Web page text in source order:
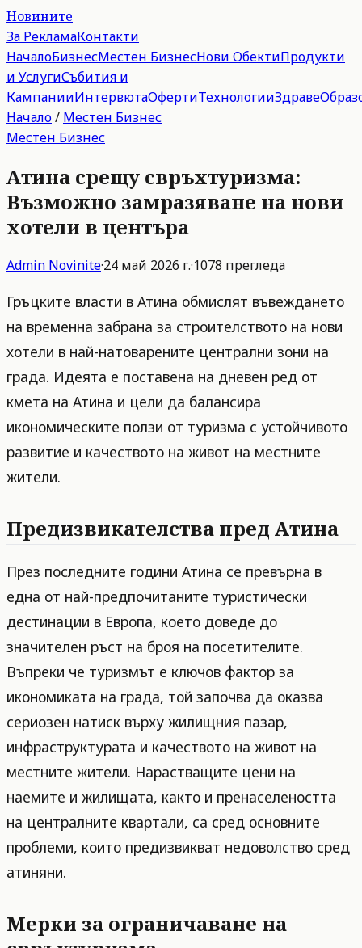
Новините
За РекламаКонтакти
НачалоБизнесМестен БизнесНови ОбектиПродукти
и УслугиСъбития и
КампанииИнтервютаОфертиТехнологииЗдраве
Начало/ Местен Бизнес
Местен Бизнес
Атина срещу свръхтуризма:
Възможно замразяване на нови
хотели в центъра
Admin Novinite·24 май 2026 г.·1078 прегледа
Гръцките власти в Атина обмислят въвеждането
на временна забрана за строителството на нови
хотели в най-натоварените централни зони на
града. Идеята е поставена на дневен ред от
кмета на Атина и цели да балансира
икономическите ползи от туризма с устойчивото
развитие и качеството на живот на местните
жители.
Предизвикателства пред Атина
През последните години Атина се превърна в
една от най-предпочитаните туристически
дестинации в Европа, което доведе до
значителен ръст на броя на посетителите.
Въпреки че туризмът е ключов фактор за
икономиката на града, той започва да оказва
сериозен натиск върху жилищния пазар,
инфраструктурата и качеството на живот на
местните жители. Нарастващите цени на
наемите и жилищата, както и пренаселеността
на централните квартали, са сред основните
проблеми, които предизвикват недоволство сред
атиняни.
Мерки за ограничаване на